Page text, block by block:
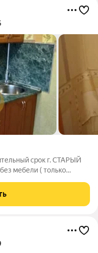
срок г. СТАРЫЙ
мебели ( только